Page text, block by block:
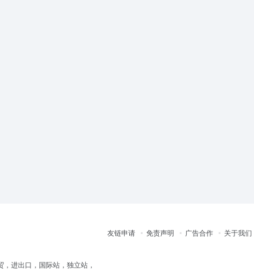
进出口，国际站，独立站，
友链申请 免责声明 广告合作 关于我们